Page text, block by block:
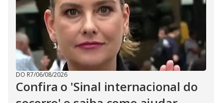
DO R7/06/08/2026
Confira o 'Sinal internacional do